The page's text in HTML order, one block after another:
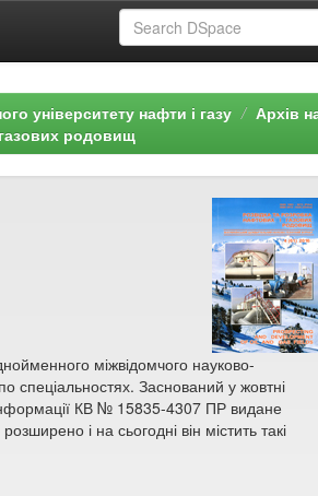
університету нафти і газу
Архів
родовищ
міжвідомчого науково-
спеціальностях. Заснований у жовтні
КВ № 15835-4307 ПР видане
і на сьогодні він містить такі